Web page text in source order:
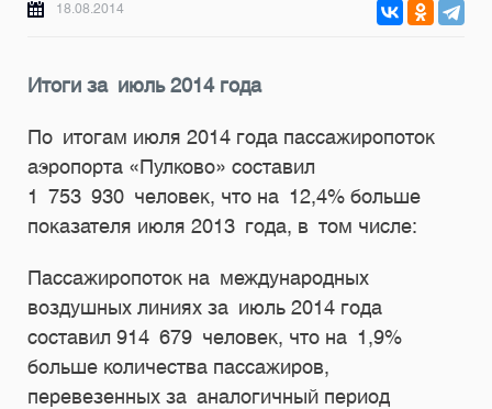
18.08.2014
Итоги за июль 2014 года
По итогам июля 2014 года пассажиропоток
аэропорта «Пулково» составил
1 753 930 человек, что на 12,4% больше
показателя июля 2013 года, в том числе:
Пассажиропоток на международных
воздушных линиях за июль 2014 года
составил 914 679 человек, что на 1,9%
больше количества пассажиров,
перевезенных за аналогичный период